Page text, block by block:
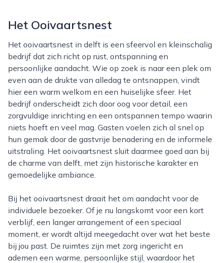
Het Ooivaartsnest
Het ooivaartsnest in delft is een sfeervol en kleinschalig
bedrijf dat zich richt op rust, ontspanning en
persoonlijke aandacht. Wie op zoek is naar een plek om
even aan de drukte van alledag te ontsnappen, vindt
hier een warm welkom en een huiselijke sfeer. Het
bedrijf onderscheidt zich door oog voor detail, een
zorgvuldige inrichting en een ontspannen tempo waarin
niets hoeft en veel mag. Gasten voelen zich al snel op
hun gemak door de gastvrije benadering en de informele
uitstraling. Het ooivaartsnest sluit daarmee goed aan bij
de charme van delft, met zijn historische karakter en
gemoedelijke ambiance.
Bij het ooivaartsnest draait het om aandacht voor de
individuele bezoeker. Of je nu langskomt voor een kort
verblijf, een langer arrangement of een speciaal
moment, er wordt altijd meegedacht over wat het beste
bij jou past. De ruimtes zijn met zorg ingericht en
ademen een warme, persoonlijke stijl, waardoor het